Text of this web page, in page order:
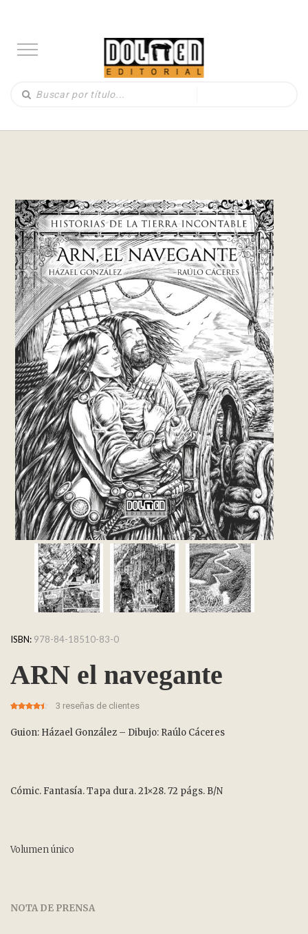
ISBN: 978-84-18510-83-0
ARN el navegante
customer
ratings
3 reseñas de clientes
Guion: Házael González – Dibujo: Raúlo Cáceres
Cómic. Fantasía. Tapa dura. 21×28. 72 págs. B/N
Volumen único
NOTA DE PRENSA